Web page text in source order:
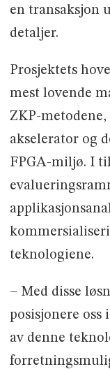
en transaksjon
detaljer.
Prosjektets
mest lovende
ZKP-
akselerator og
FPGA-miljø. I
teknologiene.
– Med disse
posisjonere
av denne